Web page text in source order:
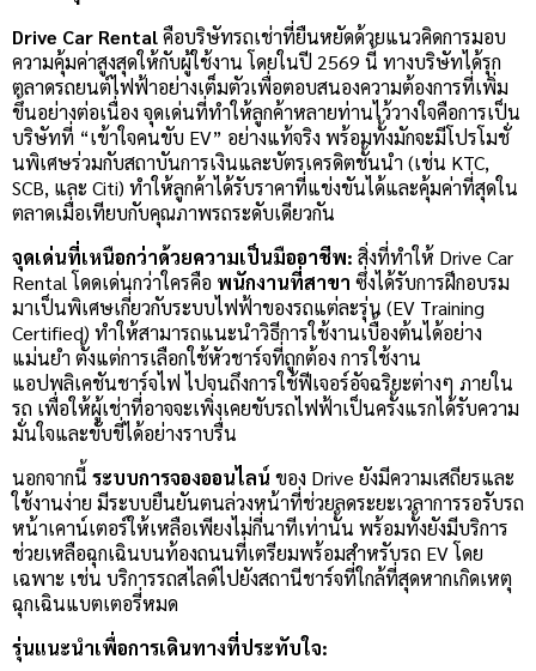
Drive Car Rentalคือบริษัทรถเช่าที่ยืนหยัดด้วยแนวคิดการมอบ
ความคุ้มค่าสูงสุดให้กับผู้ใช้งาน โดยในปี 2569 นี้ ทางบริษัทได้รุก
ตลาดรถยนต์ไฟฟ้าอย่างเต็มตัวเพื่อตอบสนองความต้องการที่เพิ่ม
ขึ้นอย่างต่อเนื่อง จุดเด่นที่ทำให้ลูกค้าหลายท่านไว้วางใจคือการเป็น
บริษัทที่ “เข้าใจคนขับ EV” อย่างแท้จริง พร้อมทั้งมักจะมีโปรโมชั่
นพิเศษร่วมกับสถาบันการเงินและบัตรเครดิตชั้นนำ (เช่น KTC,
SCB, และ Citi) ทำให้ลูกค้าได้รับราคาที่แข่งขันได้และคุ้มค่าที่สุดใน
ตลาดเมื่อเทียบกับคุณภาพรถระดับเดียวกัน
จุดเด่นที่เหนือกว่าด้วยความเป็นมืออาชีพ: สิ่งที่ทำให้ Drive Car
Rental โดดเด่นกว่าใครคือ พนักงานที่สาขา ซึ่งได้รับการฝึกอบรม
มาเป็นพิเศษเกี่ยวกับระบบไฟฟ้าของรถแต่ละรุ่น (EV Training
Certified) ทำให้สามารถแนะนำวิธีการใช้งานเบื้องต้นได้อย่าง
แม่นยำ ตั้งแต่การเลือกใช้หัวชาร์จที่ถูกต้อง การใช้งาน
แอปพลิเคชันชาร์จไฟ ไปจนถึงการใช้ฟีเจอร์อัจฉริยะต่างๆ ภายใน
รถ เพื่อให้ผู้เช่าที่อาจจะเพิ่งเคยขับรถไฟฟ้าเป็นครั้งแรกได้รับความ
มั่นใจและขับขี่ได้อย่างราบรื่น
นอกจากนี้ ระบบการจองออนไลน์ ของ Drive ยังมีความเสถียรและ
ใช้งานง่าย มีระบบยืนยันตนล่วงหน้าที่ช่วยลดระยะเวลาการรอรับรถ
หน้าเคาน์เตอร์ให้เหลือเพียงไม่กี่นาทีเท่านั้น พร้อมทั้งยังมีบริการ
ช่วยเหลือฉุกเฉินบนท้องถนนที่เตรียมพร้อมสำหรับรถ EV โดย
เฉพาะ เช่น บริการรถสไลด์ไปยังสถานีชาร์จที่ใกล้ที่สุดหากเกิดเหตุ
ฉุกเฉินแบตเตอรี่หมด
รุ่นแนะนำเพื่อการเดินทางที่ประทับใจ: